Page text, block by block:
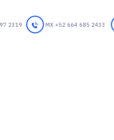
2319 MX +52 664 685 2433